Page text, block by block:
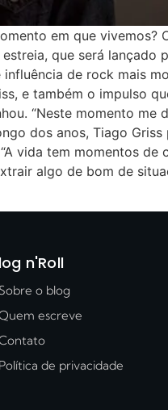
em que vivemos?
que será lançado
de rock mais
e também o impulso
“Neste momento me
dos anos, Tiago
vida tem momentos de
algo de bom de
n'Roll
Sobre o blog
escreve
Política de privacidade